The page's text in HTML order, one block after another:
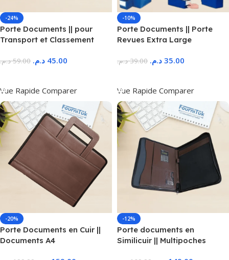
-24%
Porte Documents || pour
Transport et Classement
59.00 د.م. 45.00 د.م.
Vue Rapide Comparer
-10%
Porte Documents || Porte
Revues Extra Large
39.00 د.م. 35.00 د.م.
Vue Rapide Comparer
-20%
Porte Documents en Cuir ||
Documents A4
-12%
Porte documents en
Similicuir || Multipoches